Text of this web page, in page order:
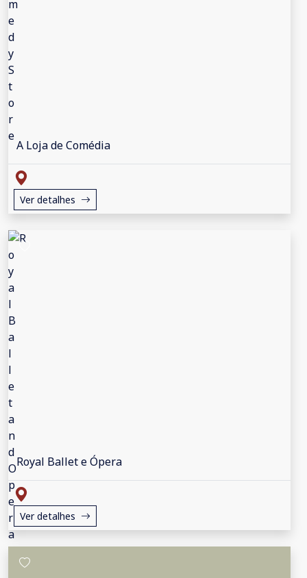
A Loja de Comédia
Ver detalhes
Royal Ballet e Ópera
Ver detalhes